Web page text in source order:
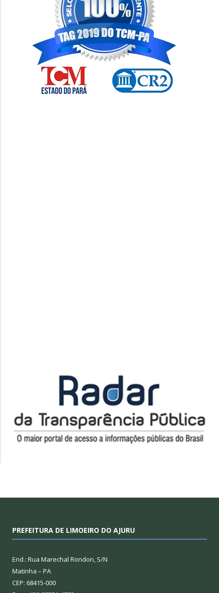
PREFEITURA DE LIMOEIRO DO AJURU
End.: Rua Marechal Rondon, S/N
Matinha – PA
CEP: 68415-000